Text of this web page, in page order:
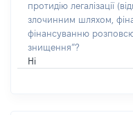
протидію легалізації
злочинним шляхом,
фінансуванню
знищення”?
Ні